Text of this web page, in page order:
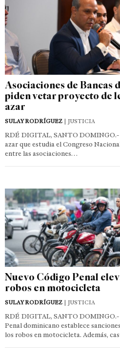
Asociaciones de Bancas
piden vetar proyecto de
azar
SULAY RODRÍGUEZ | JUSTICIA
RDÉ DIGITAL, SANTO DOMINGO.-
azar que estudia el Congreso
entre las asociaciones…
Nuevo Código Penal
robos en motocicleta
SULAY RODRÍGUEZ | JUSTICIA
RDÉ DIGITAL, SANTO DOMINGO.-
Penal dominicano establece
los robos en motocicleta. Además,